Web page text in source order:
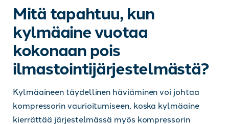
Mitä tapahtuu, kun
kylmäaine vuotaa
kokonaan pois
ilmastointijärjestelmästä?
Kylmäaineen täydellinen häviäminen voi johtaa
kompressorin vaurioitumiseen, koska kylmäaine
kierrättää järjestelmässä myös kompressorin